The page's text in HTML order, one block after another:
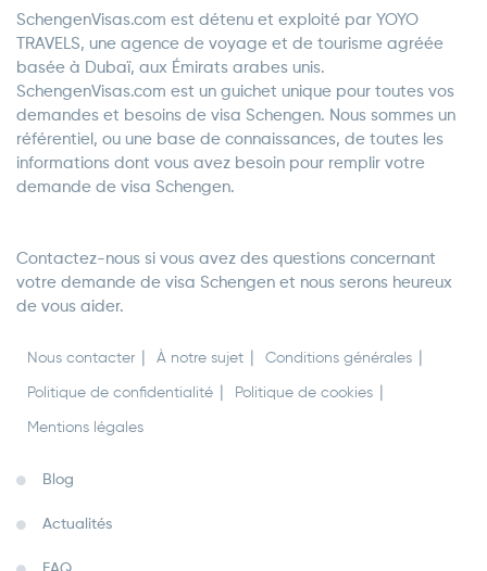
SchengenVisas.com est détenu et exploité par YOYO
TRAVELS, une agence de voyage et de tourisme agréée
basée à Dubaï, aux Émirats arabes unis.
SchengenVisas.com est un guichet unique pour toutes vos
demandes et besoins de visa Schengen. Nous sommes un
référentiel, ou une base de connaissances, de toutes les
informations dont vous avez besoin pour remplir votre
demande de visa Schengen.
Contactez-nous si vous avez des questions concernant
votre demande de visa Schengen et nous serons heureux
de vous aider.
Nous contacter À notre sujet Conditions générales
Politique de confidentialité Politique de cookies
Mentions légales
Blog
Actualités